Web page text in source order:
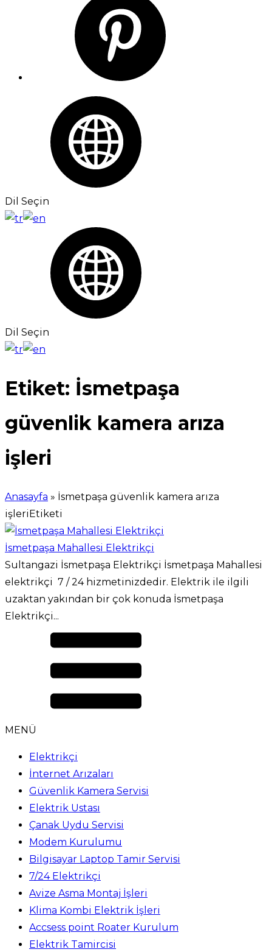
Dil Seçin
Dil Seçin
Etiket: İsmetpaşa
güvenlik kamera arıza
işleri
Anasayfa » İsmetpaşa güvenlik kamera arıza
işleriEtiketi
İsmetpaşa Mahallesi Elektrikçi
Sultangazi İsmetpaşa Elektrikçi İsmetpaşa Mahallesi
elektrikçi 7 / 24 hizmetinizdedir. Elektrik ile ilgili
uzaktan yakından bir çok konuda İsmetpaşa
Elektrikçi...
MENÜ
Elektrikçi
İnternet Arızaları
Güvenlik Kamera Servisi
Elektrik Ustası
Çanak Uydu Servisi
Modem Kurulumu
Bilgisayar Laptop Tamir Servisi
7/24 Elektrikçi
Avize Asma Montaj İşleri
Klima Kombi Elektrik İşleri
Accsess point Roater Kurulum
Elektrik Tamircisi